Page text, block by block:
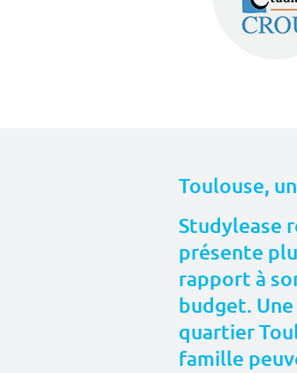
Toulouse,
Studylease
présente
rapport à
budget.
quartier
famille